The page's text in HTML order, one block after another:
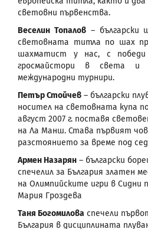
световни първенствa.
Веселин Топалов– български
световната титла по шах
шахматист у нас, с победи
гросмайстори в света и
международни турнири.
Петър Стойчев – български
носител на световната купа
август 2007 г. поставя
на Ла Манш. Става първият
разстоянието за време под
Армен Назарян – български
спечелил за България златен
на Олимпийските игри в Сидни
Мария Гроздева
Таня Богомилова спечели
България в дисциплината